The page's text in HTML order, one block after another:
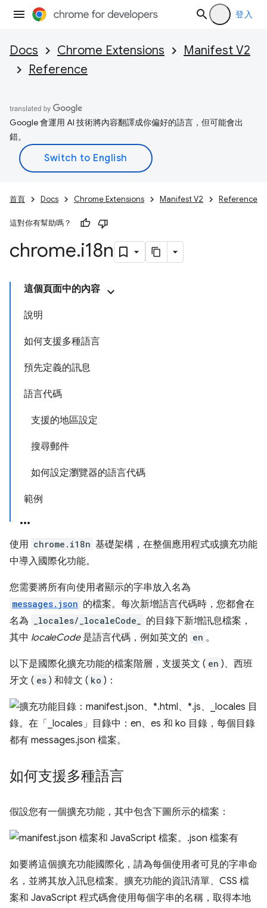
登入
Docs Chrome Extensions
Manifest V2
Reference
Google 會運用 AI 技術將內容翻譯成你偏好的語言，但可能會出
錯。
首頁 Docs Chrome Extensions Manifest V2 Reference
這對你有幫助嗎？
chrome.i18n
這個頁面中的內容
說明
如何支援多種語言
預先定義的訊息
語言代碼
支援的地區設定
搜尋郵件
如何設定瀏覽器的語言代碼
範例
使用 chrome.i18n 基礎架構，在整個應用程式或擴充功能
中導入國際化功能。
您需要將所有向使用者顯示的字串放入名為
messages.json 的檔案。每次新增語言代碼時，您都會在
名為
_locales/_localeCode_
的目錄下新增訊息檔案，
其中 localeCode是語言代碼，例如英文的 en 。
以下是國際化擴充功能的檔案階層，支援英文 ( en )、西班
牙文 ( es ) 和韓文 ( ko )：
如何支援多種語言
假設您有一個擴充功能，其中包含下圖所示的檔案：
如要將這個擴充功能國際化，請為每個使用者可見的字串命
名，並將其放入訊息檔案。擴充功能的資訊清單、CSS 檔
案和 JavaScript 程式碼會使用每個字串的名稱，取得本地